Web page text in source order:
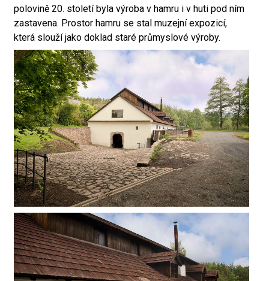
polovině 20. století byla výroba v hamru i v huti pod ním
zastavena. Prostor hamru se stal muzejní expozicí,
která slouží jako doklad staré průmyslové výroby.